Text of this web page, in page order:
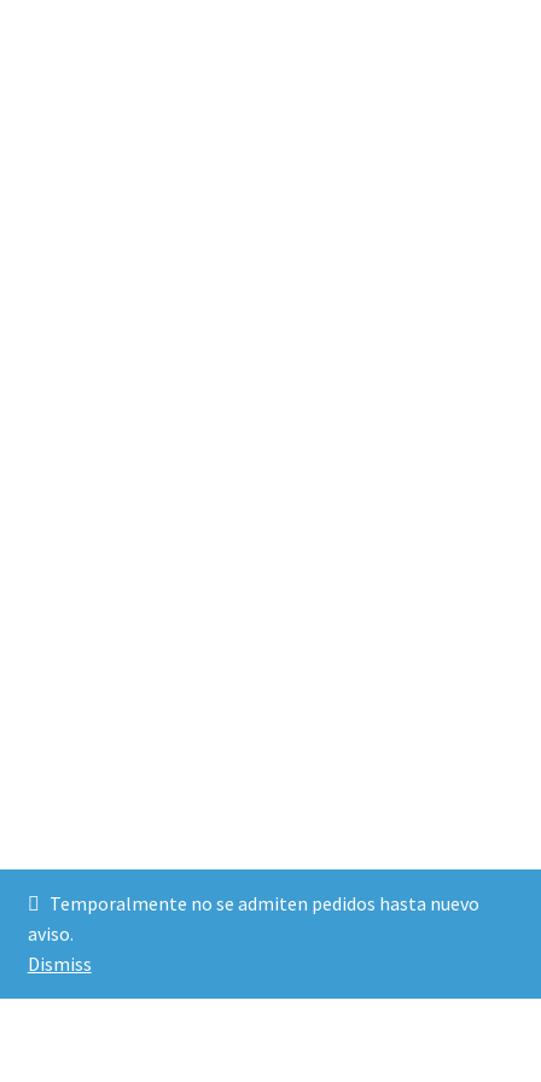
Temporalmente no se admiten pedidos hasta nuevo
aviso.
Dismiss